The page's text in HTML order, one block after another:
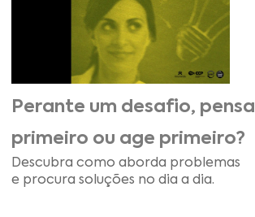
Perante um desafio, pensa
primeiro ou age primeiro?
Descubra como aborda problemas
e procura soluções no dia a dia.